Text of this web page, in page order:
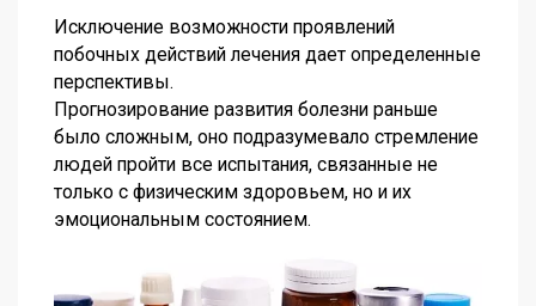
Исключение возможности проявлений
побочных действий лечения дает определенные
перспективы.
Прогнозирование развития болезни раньше
было сложным, оно подразумевало стремление
людей пройти все испытания, связанные не
только с физическим здоровьем, но и их
эмоциональным состоянием.